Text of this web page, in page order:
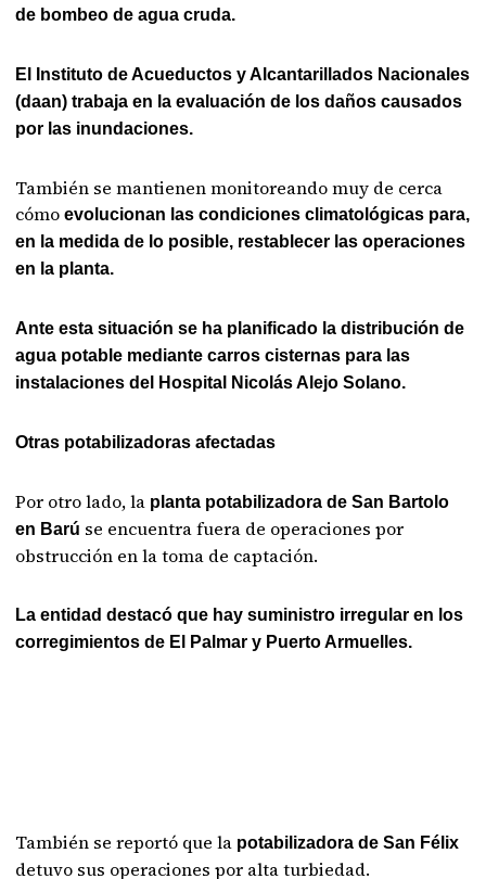
de bombeo de agua cruda.
El Instituto de Acueductos y Alcantarillados Nacionales
(daan) trabaja en la evaluación de los daños causados
por las inundaciones.
También se mantienen monitoreando muy de cerca
cómoevolucionan las condiciones climatológicas para,
en la medida de lo posible, restablecer las operaciones
en la planta.
Ante esta situación se ha planificado la distribución de
agua potable mediante carros cisternas para las
instalaciones del Hospital Nicolás Alejo Solano.
Otras potabilizadoras afectadas
Por otro lado, la planta potabilizadora de San Bartolo
en Barú se encuentra fuera de operaciones por
obstrucción en la toma de captación.
La entidad destacó que hay suministro irregular en los
corregimientos de El Palmar y Puerto Armuelles.
También se reportó que la potabilizadora de San Félix
detuvo sus operaciones por alta turbiedad.